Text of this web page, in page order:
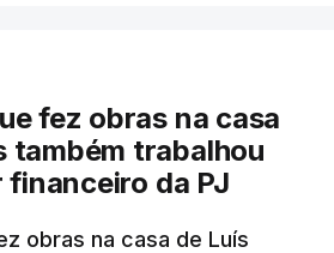
fez obras na casa
também trabalhou
da PJ
obras na casa de Luís